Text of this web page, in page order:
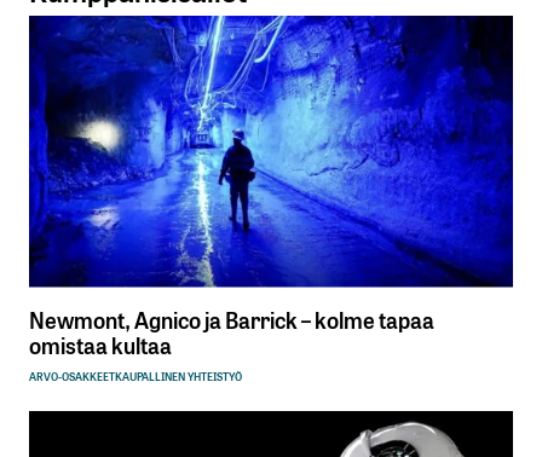
Newmont, Agnico ja Barrick – kolme tapaa
omistaa kultaa
ARVO-OSAKKEETKAUPALLINEN YHTEISTYÖ